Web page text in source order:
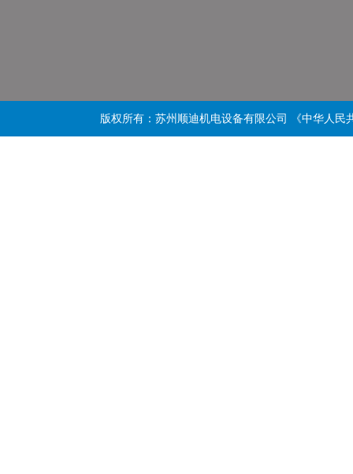
版权所有：苏州顺迪机电设备有限公司 《中华人民